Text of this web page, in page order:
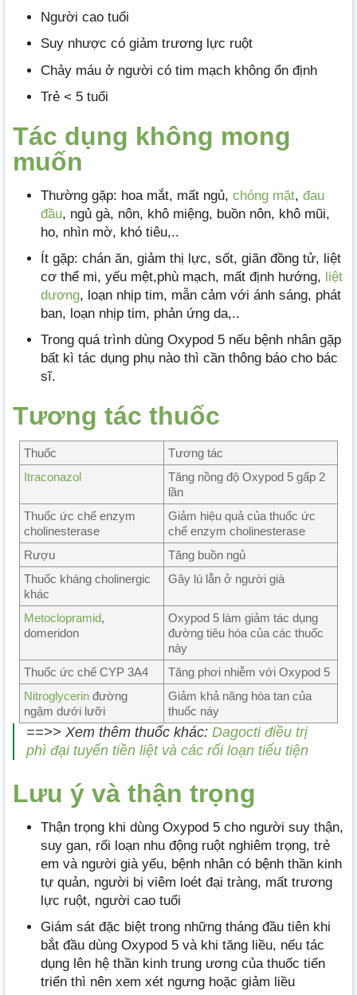
Người cao tuổi
Suy nhược có giảm trương lực ruột
Chảy máu ở người có tim mạch không ổn định
Trẻ < 5 tuổi
Tác dụng không mong
muốn
Thường gặp: hoa mắt, mất ngủ, chóng mặt, đau
đầu, ngủ gà, nôn, khô miệng, buồn nôn, khô mũi,
ho, nhìn mờ, khó tiêu,..
Ít gặp: chán ăn, giảm thị lực, sốt, giãn đồng tử, liệt
cơ thể mi, yếu mệt,phù mạch, mất định hướng, liệt
dương, loạn nhịp tim, mẫn cảm với ánh sáng, phát
ban, loạn nhịp tim, phản ứng da,..
Trong quá trình dùng Oxypod 5 nếu bệnh nhân gặp
bất kì tác dụng phụ nào thì cần thông báo cho bác
sĩ.
Tương tác thuốc
Thuốc
Tương tác
Itraconazol
Tăng nồng độ Oxypod 5 gấp 2
lần
Thuốc ức chế enzym
cholinesterase
Giảm hiệu quả của thuốc ức
chế enzym cholinesterase
Rượu
Tăng buồn ngủ
Thuốc kháng cholinergic
khác
Gây lú lẫn ở người già
Metoclopramid,
domeridon
Oxypod 5 làm giảm tác dụng
đường tiêu hóa của các thuốc
này
Thuốc ức chế CYP 3A4
Tăng phơi nhiễm với Oxypod 5
Nitroglycerin đường
ngậm dưới lưỡi
Giảm khả năng hòa tan của
thuốc náy
==>> Xem thêm thuốc khác: Dagocti điều trị
phì đại tuyến tiền liệt và các rối loạn tiểu tiện
Lưu ý và thận trọng
Thận trọng khi dùng Oxypod 5 cho người suy thận,
suy gan, rối loạn nhu động ruột nghiêm trọng, trẻ
em và người già yếu, bệnh nhân có bệnh thần kinh
tự quản, người bị viêm loét đại tràng, mất trương
lực ruột, người cao tuổi
Giám sát đặc biệt trong những tháng đầu tiên khi
bắt đầu dùng Oxypod 5 và khi tăng liều, nếu tác
dụng lên hệ thần kinh trung ương của thuốc tiến
triển thì nên xem xét ngưng hoặc giảm liều